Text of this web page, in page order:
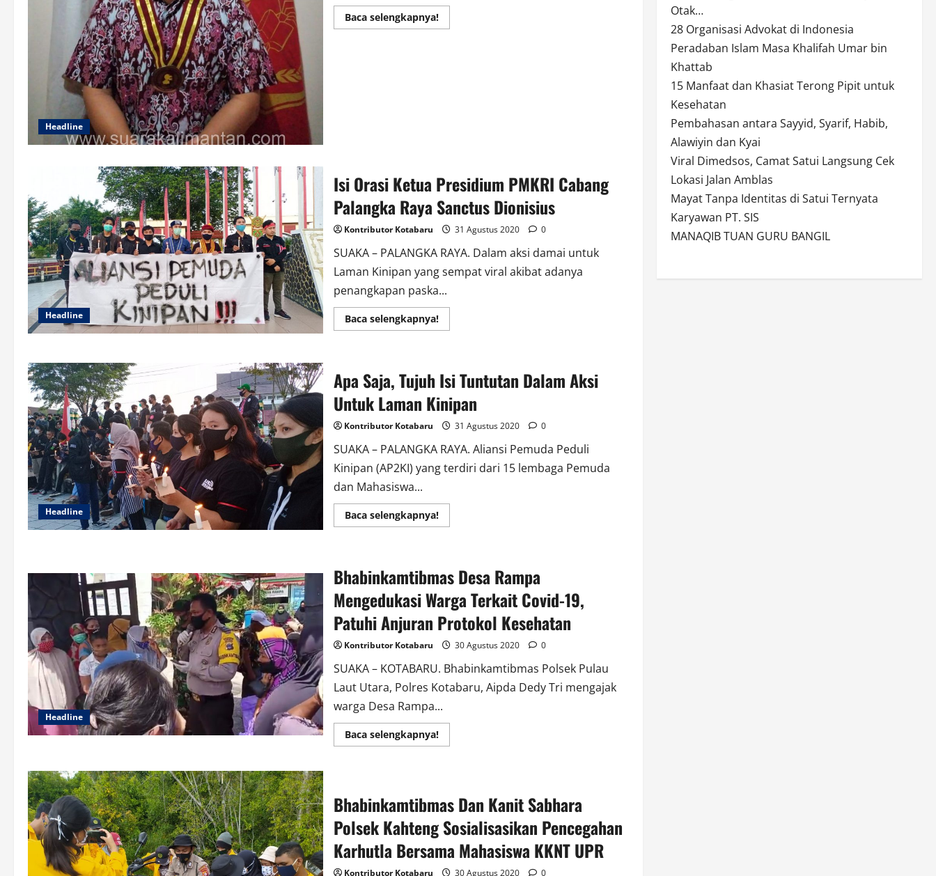
Headline
Baca selengkapnya!Read
more
Headline
Isi Orasi Ketua Presidium PMKRI Cabang
Palangka Raya Sanctus Dionisius
Kontributor Kotabaru 31 Agustus 2020 0
SUAKA – PALANGKA RAYA. Dalam aksi damai untuk
Laman Kinipan yang sempat viral akibat adanya
penangkapan paska...
Baca selengkapnya!Read
more
Presidium
PMKRI
Cabang
Palangka
Raya
Sanctus
Dionisius
Headline
Apa Saja, Tujuh Isi Tuntutan Dalam Aksi
Untuk Laman Kinipan
Kontributor Kotabaru 31 Agustus 2020 0
SUAKA – PALANGKA RAYA. Aliansi Pemuda Peduli
Kinipan (AP2KI) yang terdiri dari 15 lembaga Pemuda
dan Mahasiswa...
Baca selengkapnya!Read
more
Isi
Tuntutan
Aksi
Untuk
Laman
Kinipan
Headline
Bhabinkamtibmas Desa Rampa
Mengedukasi Warga Terkait Covid-19,
Patuhi Anjuran Protokol Kesehatan
Kontributor Kotabaru 30 Agustus 2020 0
SUAKA – KOTABARU. Bhabinkamtibmas Polsek Pulau
Laut Utara, Polres Kotabaru, Aipda Dedy Tri mengajak
warga Desa Rampa...
Baca selengkapnya!Read
more
Warga
Terkait
Covid-
19,
Patuhi
Anjuran
Protokol
Kesehatan
Bhabinkamtibmas Dan Kanit Sabhara
Polsek Kahteng Sosialisasikan Pencegahan
Karhutla Bersama Mahasiswa KKNT UPR
Kontributor Kotabaru 30 Agustus 2020 0
Otak…
28 Organisasi Advokat di Indonesia
Peradaban Islam Masa Khalifah Umar bin
Khattab
15 Manfaat dan Khasiat Terong Pipit untuk
Kesehatan
Pembahasan antara Sayyid, Syarif, Habib,
Alawiyin dan Kyai
Viral Dimedsos, Camat Satui Langsung Cek
Lokasi Jalan Amblas
Mayat Tanpa Identitas di Satui Ternyata
Karyawan PT. SIS
MANAQIB TUAN GURU BANGIL